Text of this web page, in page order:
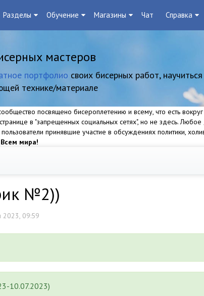
Разделы Обучение Магазины Чат Справка
мастеров
портфолио своих бисерных работ,
технике/материале
посвящено бисероплетению и всему, что есть
в "запрещенных социальных сетях", но не здесь.
принявшие участие в обсуждениях политики,
Всем мира!
№2))
2023, 09:59
10.07.2023)